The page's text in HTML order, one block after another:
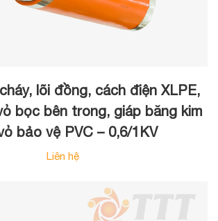
lõi đồng, cách điện XLPE,
bọc bên trong, giáp băng kim
bảo vệ PVC – 0,6/1KV
Liên hệ